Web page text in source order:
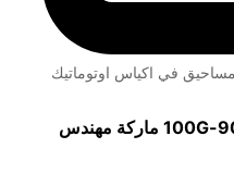
مساحيق في اكياس اوتوماتيك
ماركة مهندس